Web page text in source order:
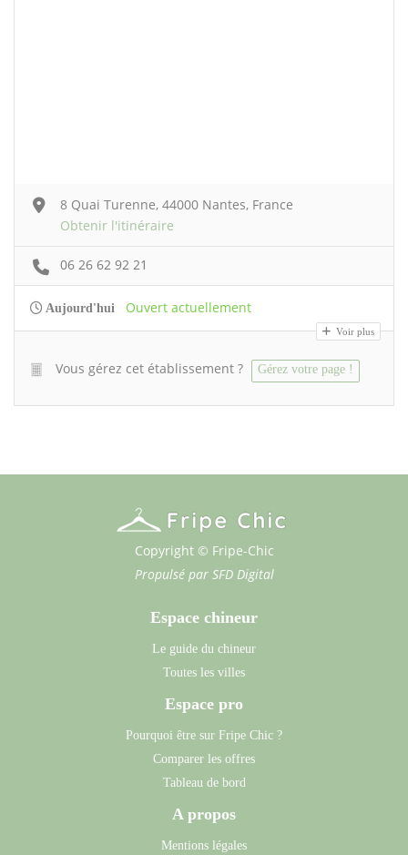
8 Quai Turenne, 44000 Nantes, France
Obtenir l'itinéraire
06 26 62 92 21
Aujourd'hui Ouvert actuellement
Voir plus
Vous gérez cet établissement ? Gérez votre page !
Copyright © Fripe-Chic
Propulsé par SFD Digital
Espace chineur
Le guide du chineur
Toutes les villes
Espace pro
Pourquoi être sur Fripe Chic ?
Comparer les offres
Tableau de bord
A propos
Mentions légales